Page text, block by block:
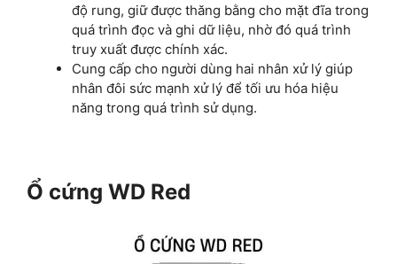
độ rung, giữ được thăng bằng cho mặt đĩa trong
quá trình đọc và ghi dữ liệu, nhờ đó quá trình
truy xuất được chính xác.
Cung cấp cho người dùng hai nhân xử lý giúp
nhân đôi sức mạnh xử lý để tối ưu hóa hiệu
năng trong quá trình sử dụng.
Ổ cứng WD Red